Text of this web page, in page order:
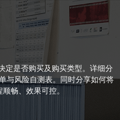
定是否购买及购买类型。详细分
与风险自测表。同时分享如何将
畅、效果可控。